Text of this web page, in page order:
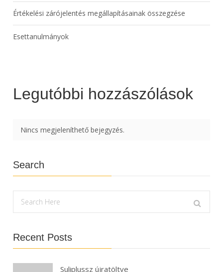
Értékelési zárójelentés megállapításainak összegzése
Esettanulmányok
Legutóbbi hozzászólások
Nincs megjeleníthető bejegyzés.
Search
Recent Posts
Suliplussz újratöltve